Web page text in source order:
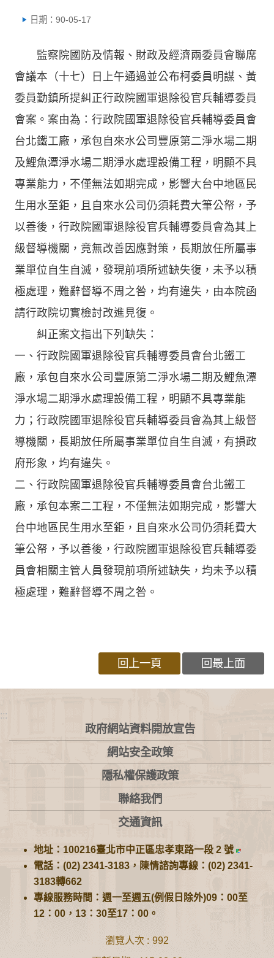
日期：90-05-17
監察院國防及情報、財政及經濟兩委員會聯席
會議本（十七）日上午通過並公布柯委員明謀、黃
委員勤鎮所提糾正行政院國軍退除役官兵輔導委員
會案。案由為：行政院國軍退除役官兵輔導委員會
台北鐵工廠，承包自來水公司豐原第二淨水場二期
及鯉魚潭淨水場二期淨水處理設備工程，明顯不具
專業能力，不僅無法如期完成，影響大台中地區民
生用水至鉅，且自來水公司仍須耗費大筆公帑，予
以善後，行政院國軍退除役官兵輔導委員會為其上
級督導機關，竟無改善因應對策，長期放任所屬事
業單位自生自滅，發現前項所述缺失復，未予以積
極處理，難辭督導不周之咎，均有違失，由本院函
請行政院切實檢討改進見復。
糾正案文指出下列缺失：
一、行政院國軍退除役官兵輔導委員會台北鐵工
廠，承包自來水公司豐原第二淨水場二期及鯉魚潭
淨水場二期淨水處理設備工程，明顯不具專業能
力；行政院國軍退除役官兵輔導委員會為其上級督
導機關，長期放任所屬事業單位自生自滅，有損政
府形象，均有違失。
二、行政院國軍退除役官兵輔導委員會台北鐵工
廠，承包本案二工程，不僅無法如期完成，影響大
台中地區民生用水至鉅，且自來水公司仍須耗費大
筆公帑，予以善後，行政院國軍退除役官兵輔導委
員會相關主管人員發現前項所述缺失，均未予以積
極處理，難辭督導不周之咎。
回上一頁 回最上面
:::
政府網站資料開放宣告
網站安全政策
隱私權保護政策
聯絡我們
交通資訊
地址：100216臺北市中正區忠孝東路一段 2 號
電話：(02) 2341-3183，陳情諮詢專線：(02) 2341-
3183轉662
專線服務時間：週一至週五(例假日除外)09：00至
12：00，13：30至17：00。
瀏覽人次
992